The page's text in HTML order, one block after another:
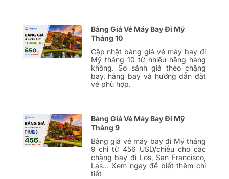
Bảng Giá Vé Máy Bay Đi Mỹ
Tháng 10
Cập nhật bảng giá vé máy bay đi
Mỹ tháng 10 từ nhiều hãng hàng
không. So sánh giá theo chặng
bay, hãng bay và hướng dẫn đặt
vé phù hợp.
Bảng Giá Vé Máy Bay Đi Mỹ
Tháng 9
Bảng giá vé máy bay đi Mỹ tháng
9 chỉ từ 456 USD/chiều cho các
chặng bay đi Los, San Francisco,
Las… Xem ngay để biết thêm chi
tiết